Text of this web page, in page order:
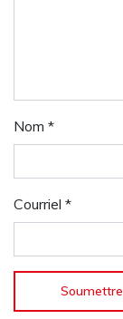
Nom *
Courriel *